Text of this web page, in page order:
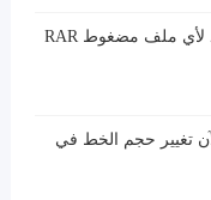
طريقة معرفة الباسوورد لأي ملف مضغوط RAR
تغيير حجم الخط في